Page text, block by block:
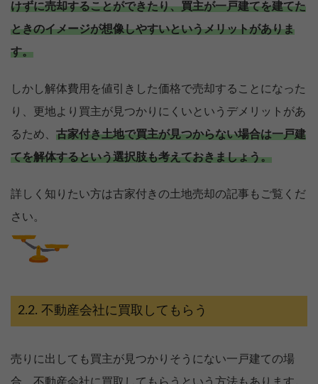
けずに売却することができたり、買主が一戸建てを建てた
ときのイメージが想像しやすいというメリットがありま
す。
しかし解体費用を値引きした価格で売却することになった
り、更地より買主が見つかりにくいというデメリットがあ
るため、 古家付き土地で買主が見つからない場合は一戸建
てを解体するという選択肢も考えておきましょう。
詳しく知りたい方は古家付きの土地売却の記事もご覧くだ
さい。
不動産会社に買取してもらう
売りに出しても買主が見つかりそうにない一戸建ての場